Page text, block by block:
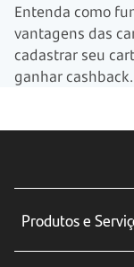
Entenda como
vantagens das
cadastrar seu
ganhar cashback.
Produtos e